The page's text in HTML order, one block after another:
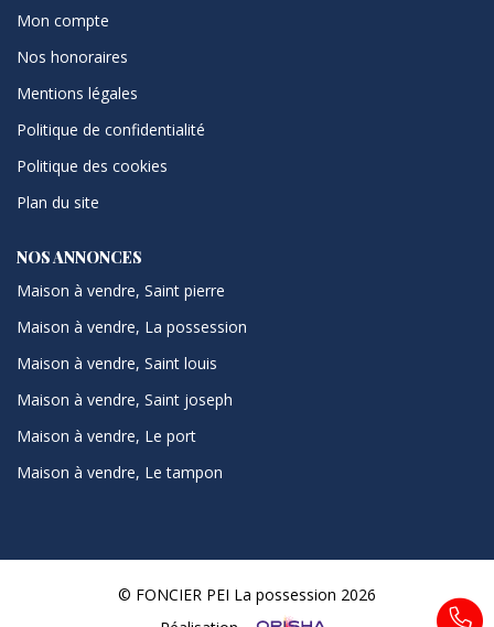
Mon compte
Nos honoraires
Mentions légales
Politique de confidentialité
Politique des cookies
Plan du site
NOS ANNONCES
Maison à vendre, Saint pierre
Maison à vendre, La possession
Maison à vendre, Saint louis
Maison à vendre, Saint joseph
Maison à vendre, Le port
Maison à vendre, Le tampon
© FONCIER PEI La possession 2026